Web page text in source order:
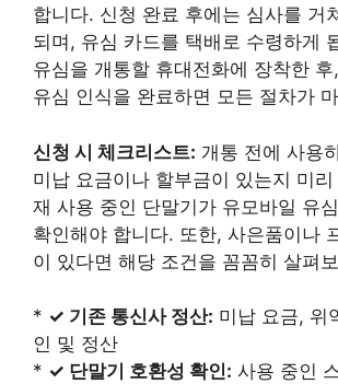
합니다. 신청 완료 후에는 심사를 거
되며, 유심 카드를 택배로 수령하게
유심을 개통할 휴대전화에 장착한
유심 인식을 완료하면 모든 절차가
신청 시 체크리스트: 개통 전에 사용
미납 요금이나 할부금이 있는지 미
재 사용 중인 단말기가 유모바일 유
확인해야 합니다. 또한, 사은품이나
이 있다면 해당 조건을 꼼꼼히 살펴
* ✓ 기존 통신사 정산: 미납 요금, 위
인 및 정산
* ✓ 단말기 호환성 확인: 사용 중인